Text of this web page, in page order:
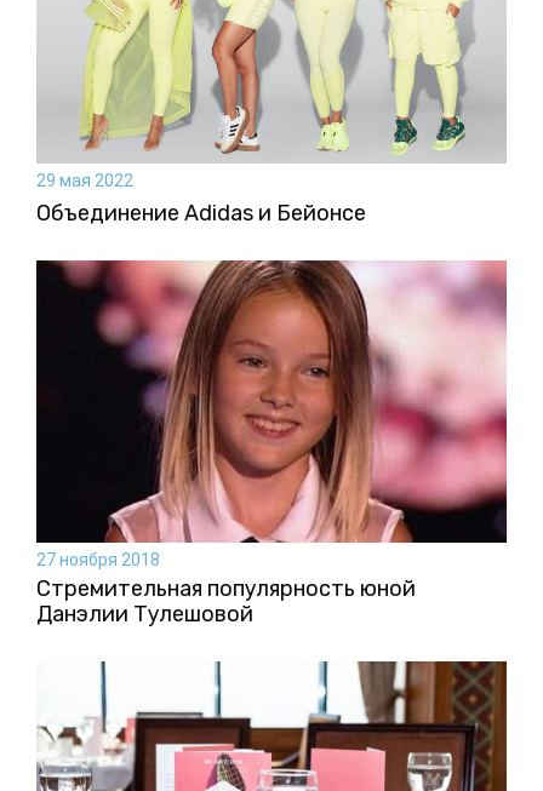
29 мая 2022
Объединение Adidas и Бейонсе
27 ноября 2018
Стремительная популярность юной
Данэлии Тулешовой